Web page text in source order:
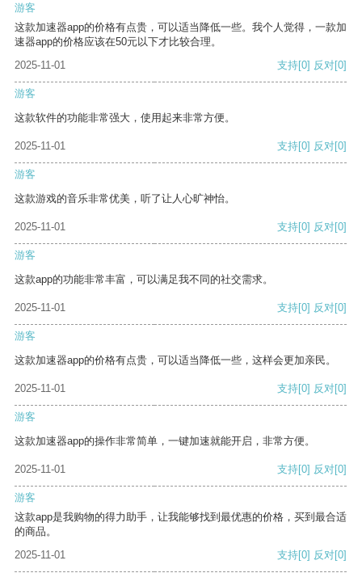
游客
这款加速器app的价格有点贵，可以适当降低一些。我个人觉得，一款加
速器app的价格应该在50元以下才比较合理。
2025-11-01
支持[0] 反对[0]
游客
这款软件的功能非常强大，使用起来非常方便。
2025-11-01 支持[0] 反对[0]
游客
这款游戏的音乐非常优美，听了让人心旷神怡。
2025-11-01 支持[0] 反对[0]
游客
这款app的功能非常丰富，可以满足我不同的社交需求。
2025-11-01 支持[0] 反对[0]
游客
这款加速器app的价格有点贵，可以适当降低一些，这样会更加亲民。
2025-11-01 支持[0] 反对[0]
游客
这款加速器app的操作非常简单，一键加速就能开启，非常方便。
2025-11-01 支持[0] 反对[0]
游客
这款app是我购物的得力助手，让我能够找到最优惠的价格，买到最合适
的商品。
2025-11-01
支持[0] 反对[0]